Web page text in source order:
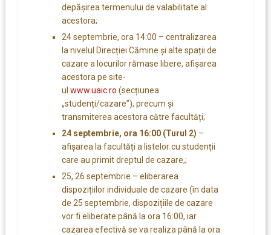
depășirea termenului de valabilitate al
acestora;
24 septembrie, ora 14:00 – centralizarea
la nivelul Direcției Cămine și alte spații de
cazare a locurilor rămase libere, afișarea
acestora pe site-
ul www.uaic.ro (secțiunea
„studenți/cazare”), precum și
transmiterea acestora către facultăți;
24 septembrie, ora 16:00 (Turul 2) –
afișarea la facultăți a listelor cu studenții
care au primit dreptul de cazare,;
25, 26 septembrie – eliberarea
dispozițiilor individuale de cazare (în data
de 25 septembrie, dispozițiile de cazare
vor fi eliberate până la ora 16:00, iar
cazarea efectivă se va realiza până la ora